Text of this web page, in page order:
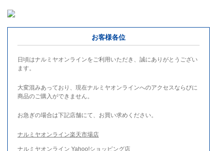
お客様各位
日頃はナルミヤオンラインをご利用いただき、誠にありがとうござい
ます。
大変混みあっており、現在ナルミヤオンラインへのアクセスならびに
商品のご購入ができません。
お急ぎの場合は下記店舗にて、お買い求めください。
ナルミヤオンライン楽天市場店
ナルミヤオンライン Yahoo!ショッピング店